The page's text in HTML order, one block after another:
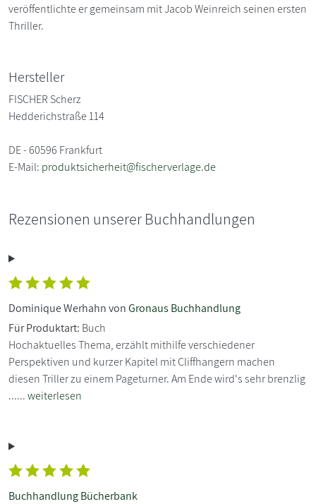
veröffentlichte er gemeinsam mit Jacob Weinreich seinen ersten
Thriller.
Hersteller
FISCHER Scherz
Hedderichstraße 114
DE - 60596 Frankfurt
E-Mail: produktsicherheit@fischerverlage.de
Rezensionen unserer Buchhandlungen
Dominique Werhahn vonGronaus Buchhandlung
Für Produktart: Buch
Hochaktuelles Thema, erzählt mithilfe verschiedener
Perspektiven und kurzer Kapitel mit Cliffhangern machen
diesen Triller zu einem Pageturner. Am Ende wird's sehr brenzlig
......weiterlesen
Buchhandlung Bücherbank